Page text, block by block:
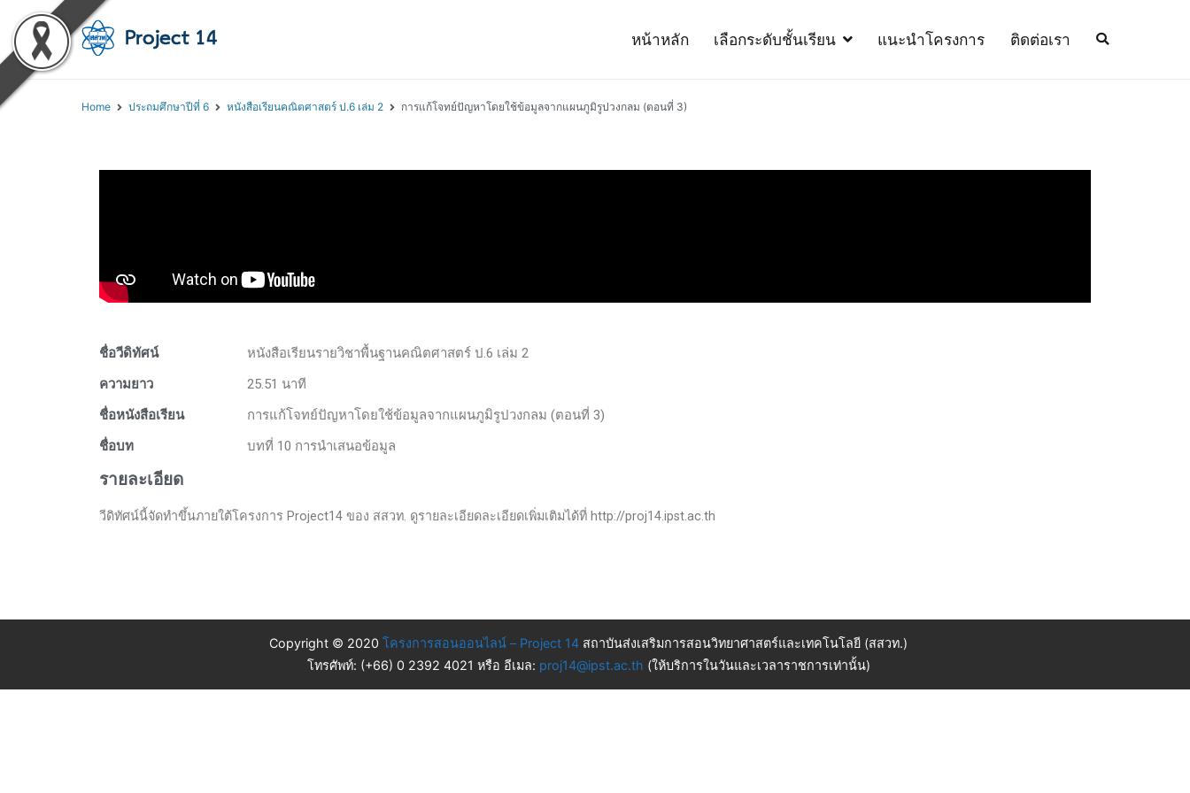
หน้าหลัก เลือกระดับชั้นเรียน แนะนำโครงการ ติดต่อเรา
Home ประถมศึกษาปีที่ 6 หนังสือเรียนคณิตศาสตร์ ป.6 เล่ม 2 การแก้โจทย์ปัญหาโดยใช้ข้อมูลจากแผนภูมิรูปวงกลม (ตอนที่ 3)
ชื่อวีดิทัศน์
หนังสือเรียนรายวิชาพื้นฐานคณิตศาสตร์ ป.6 เล่ม 2
ความยาว
25.51 นาที
ชื่อหนังสือเรียน
การแก้โจทย์ปัญหาโดยใช้ข้อมูลจากแผนภูมิรูปวงกลม (ตอนที่ 3)
ชื่อบท
บทที่ 10 การนำเสนอข้อมูล
รายละเอียด
วีดิทัศน์นี้จัดทำขึ้นภายใต้โครงการ Project14 ของ สสวท. ดูรายละเอียดละเอียดเพิ่มเติมได้ที่ http://proj14.ipst.ac.th
Copyright © 2020 โครงการสอนออนไลน์ – Project 14 สถาบันส่งเสริมการสอนวิทยาศาสตร์และเทคโนโลยี (สสวท.)
โทรศัพท์: (+66) 0 2392 4021 หรือ อีเมล: proj14@ipst.ac.th (ให้บริการในวันและเวลาราชการเท่านั้น)